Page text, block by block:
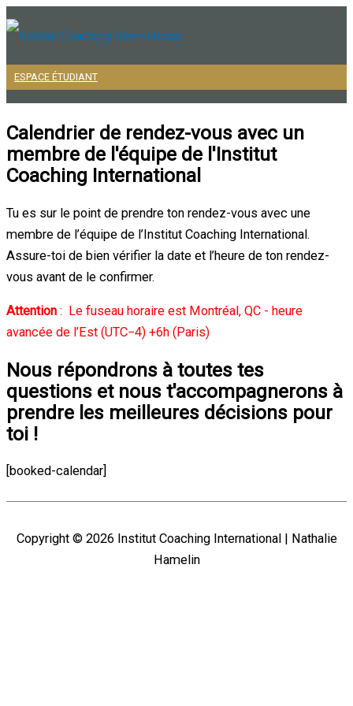
Aller
Menu
principal
ESPACE ÉTUDIANT
Calendrier de rendez-vous avec un
membre de l'équipe de l'Institut
Coaching International
Tu es sur le point de prendre ton rendez-vous avec une
membre de l’équipe de l’Institut Coaching International.
Assure-toi de bien vérifier la date et l’heure de ton rendez-
vous avant de le confirmer.
Attention : Le fuseau horaire est Montréal, QC - heure
avancée de l’Est (UTC−4) +6h (Paris)
Nous répondrons à toutes tes
questions et nous t'accompagnerons à
prendre les meilleures décisions pour
toi !
[booked-calendar]
Copyright © 2026 Institut Coaching International| Nathalie
Hamelin